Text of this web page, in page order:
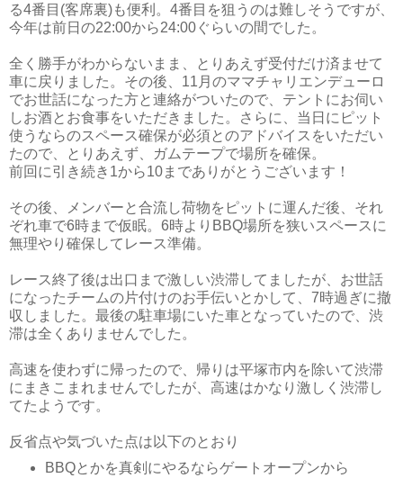
る4番目(客席裏)も便利。4番目を狙うのは難しそうですが、
今年は前日の22:00から24:00ぐらいの間でした。
全く勝手がわからないまま、とりあえず受付だけ済ませて
車に戻りました。その後、11月のママチャリエンデューロ
でお世話になった方と連絡がついたので、テントにお伺い
しお酒とお食事をいただきました。さらに、当日にピット
使うならのスペース確保が必須とのアドバイスをいただい
たので、とりあえず、ガムテープで場所を確保。
前回に引き続き1から10までありがとうございます！
その後、メンバーと合流し荷物をピットに運んだ後、それ
ぞれ車で6時まで仮眠。6時よりBBQ場所を狭いスペースに
無理やり確保してレース準備。
レース終了後は出口まで激しい渋滞してましたが、お世話
になったチームの片付けのお手伝いとかして、7時過ぎに撤
収しました。最後の駐車場にいた車となっていたので、渋
滞は全くありませんでした。
高速を使わずに帰ったので、帰りは平塚市内を除いて渋滞
にまきこまれませんでしたが、高速はかなり激しく渋滞し
てたようです。
反省点や気づいた点は以下のとおり
BBQとかを真剣にやるならゲートオープンから